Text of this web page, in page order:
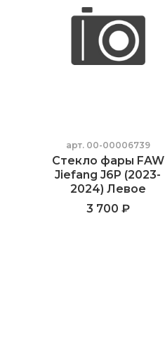
арт. 00-00006739
Стекло фары FAW
Jiefang J6P (2023-
2024) Левое
3 700 ₽